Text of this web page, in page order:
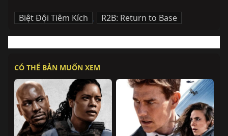
Biệt Đội Tiêm Kích , R2B: Return to Base
CÓ THỂ BẢN MUỐN XEM